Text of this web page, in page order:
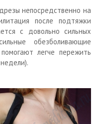
непосредственно на
после подтяжки
с довольно сильных
обезболивающие
легче пережить